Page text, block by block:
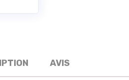
AVIS